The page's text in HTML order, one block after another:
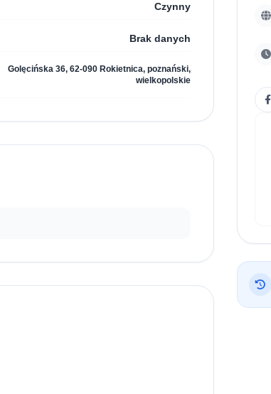
Czynny
Brak danych
Golęcińska 36, 62-090 Rokietnica, poznański,
wielkopolskie